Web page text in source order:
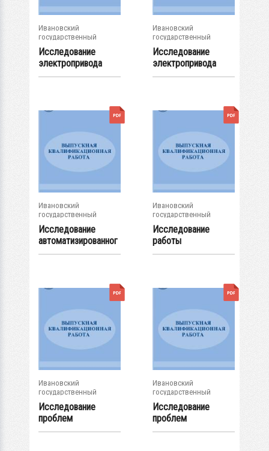
Ивановский
государственный
энергетический...
Исследование
электропривода
поглощающих
Ивановский
государственный
энергетический...
Исследование
электропривода
металлорежущего...
Ивановский
государственный
энергетический...
Исследование
автоматизированног
о электропривода...
Ивановский
государственный
энергетический...
Исследование
работы
металлорежущего
Ивановский
государственный
энергетический...
Исследование
проблем
государственной
Ивановский
государственный
энергетический...
Исследование
проблем
совершенствования..